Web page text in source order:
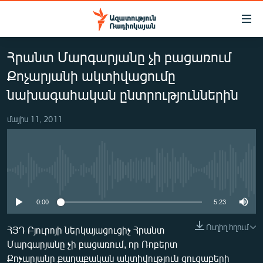
Մատչելիության
հիմնական
բովանդակությանը
Անցնել
հիմնական
մենյուին
Որոնում
ԱԶԱՏՈՒԹՅՈՒՆ TV
ՀԱՅԱՍՏԱՆ
ՔԱՂԱՔԱԿԱՆ
ԸՆՏՐՈՒԹՅՈՒՆՆԵՐ 2026
ՂԱՐԱԲԱՂ
ՊԱՏԵՐԱԶՄԻ 6 ՇԱԲԱԹՆԵՐԸ
ՏԱՐԱԾԱՇՐՋԱՆ
Հրանտ Մարգարյանը չի բացառում
Քոչարյանի ակտիվացումը
նախագահական ընտրություններին
մայիս 11, 2011
0:00 5:23
Ուղիղ հղում
ՀՅԴ Բյուրոյի ներկայացուցիչ Հրանտ
Մարգարյանը չի բացառում, որ Ռոբերտ
Քոչարյանը քաղաքական ակտիվություն ցուցաբերի